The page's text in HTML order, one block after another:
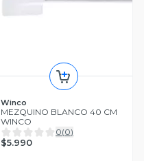
Winco
MEZQUINO BLANCO 40 CM
WINCO
0(0)
$5.990